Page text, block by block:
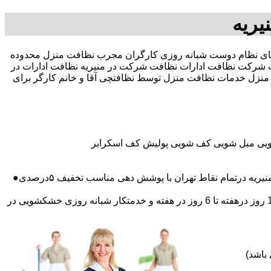
صد تخفیف بیمه رایگان 09196351909-آقای نظام دوست شبانه روزی کارگران مجرب نظافت منزل محدوده
نظافت ادارات نظافت شرکت در منیریه نظافت ادارات در
منزل خدمات نظافت منزل توسط نظافتچی آقا و خانم کارگر برای
مبل شویی کف شویی پولیش کف اسکرابر
نقاط تهران با پوشش دهی مناسب تخفیف ۵درصدی●
اعزام نظافتچی روزمزد و مهمان دار به تمام نقاط و در سراسر تهران (حرفه ای و آموزش دیده )اعزام خدمتکار ثابت روزانه (خانم)از 1 روز درهفته تا 6 روز در هفته و خدمتکار شبانه روزی خشکشویی در
باشد)